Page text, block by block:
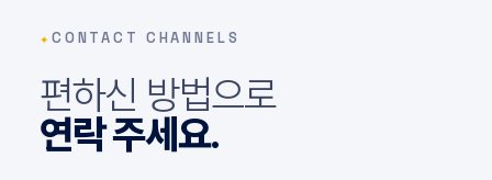
✦CONTACT CHANNELS
편하신 방법으로
연락 주세요.